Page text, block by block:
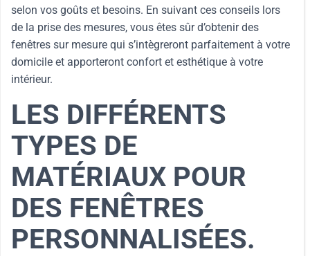
selon vos goûts et besoins. En suivant ces conseils lors
de la prise des mesures, vous êtes sûr d’obtenir des
fenêtres sur mesure qui s’intègreront parfaitement à votre
domicile et apporteront confort et esthétique à votre
intérieur.
LES DIFFÉRENTS
TYPES DE
MATÉRIAUX POUR
DES FENÊTRES
PERSONNALISÉES.